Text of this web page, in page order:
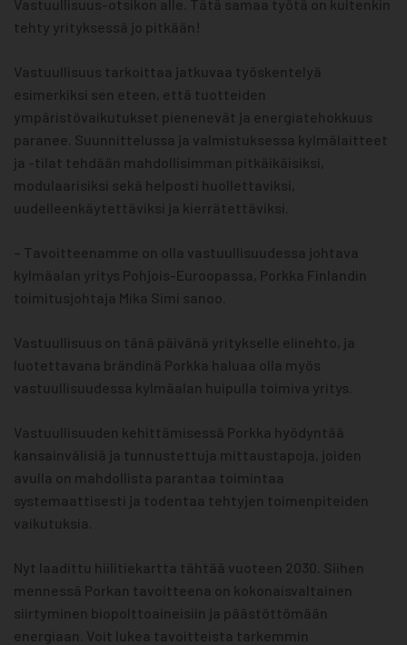
Vastuullisuus-otsikon alle. Tätä samaa työtä on kuitenkin
tehty yrityksessä jo pitkään!
Vastuullisuus tarkoittaa jatkuvaa työskentelyä
esimerkiksi sen eteen, että tuotteiden
ympäristövaikutukset pienenevät ja energiatehokkuus
paranee. Suunnittelussa ja valmistuksessa kylmälaitteet
ja -tilat tehdään mahdollisimman pitkäikäisiksi,
modulaarisiksi sekä helposti huollettaviksi,
uudelleenkäytettäviksi ja kierrätettäviksi.
– Tavoitteenamme on olla vastuullisuudessa johtava
kylmäalan yritys Pohjois-Euroopassa, Porkka Finlandin
toimitusjohtaja Mika Simi sanoo.
Vastuullisuus on tänä päivänä yritykselle elinehto, ja
luotettavana brändinä Porkka haluaa olla myös
vastuullisuudessa kylmäalan huipulla toimiva yritys.
Vastuullisuuden kehittämisessä Porkka hyödyntää
kansainvälisiä ja tunnustettuja mittaustapoja, joiden
avulla on mahdollista parantaa toimintaa
systemaattisesti ja todentaa tehtyjen toimenpiteiden
vaikutuksia.
Nyt laadittu hiilitiekartta tähtää vuoteen 2030. Siihen
mennessä Porkan tavoitteena on kokonaisvaltainen
siirtyminen biopolttoaineisiin ja päästöttömään
energiaan. Voit lukea tavoitteista tarkemmin